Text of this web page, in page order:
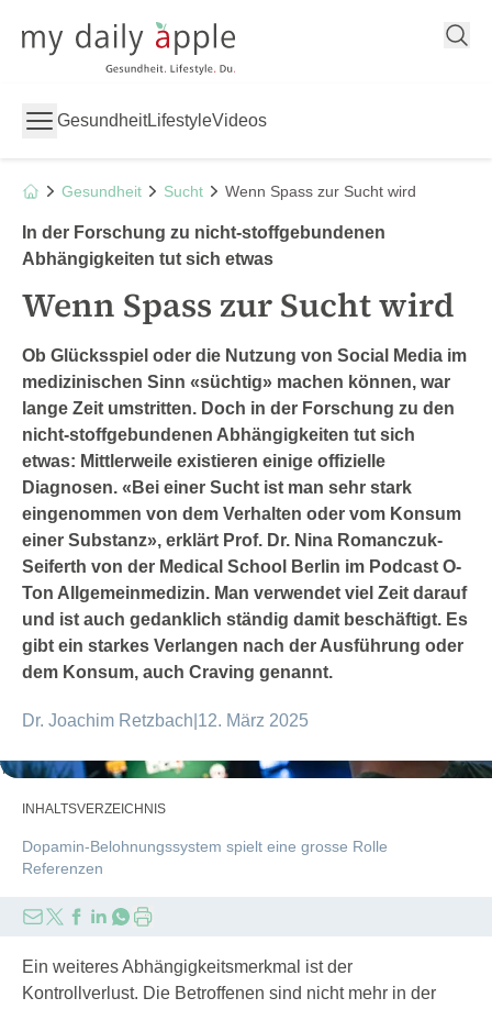
My Daily Apple
GesundheitLifestyleVideos
Gesundheit Sucht Wenn Spass zur Sucht wird
In der Forschung zu nicht-stoffgebundenen
Abhängigkeiten tut sich etwas
Wenn Spass zur Sucht wird
Ob Glücksspiel oder die Nutzung von Social Media im
medizinischen Sinn «süchtig» machen können, war
lange Zeit umstritten. Doch in der Forschung zu den
nicht-stoffgebundenen Abhängigkeiten tut sich
etwas: Mittlerweile existieren einige offizielle
Diagnosen. «Bei einer Sucht ist man sehr stark
eingenommen von dem Verhalten oder vom Konsum
einer Substanz», erklärt Prof. Dr. Nina Romanczuk-
Seiferth von der Medical School Berlin im Podcast O-
Ton Allgemeinmedizin. Man verwendet viel Zeit darauf
und ist auch gedanklich ständig damit beschäftigt. Es
gibt ein starkes Verlangen nach der Ausführung oder
dem Konsum, auch Craving genannt.
Dr. Joachim Retzbach 12. März 2025
Татьяна Максимова/stock.adobe.com
INHALTSVERZEICHNIS
Dopamin-Belohnungssystem spielt eine grosse Rolle
Referenzen
Ein weiteres Abhängigkeitsmerkmal ist der
Kontrollverlust. Die Betroffenen sind nicht mehr in der